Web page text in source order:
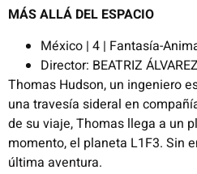
MÁS ALLÁ DEL ESPACIO
México | 4 | Fantasía-
Director: BEATRIZ ÁLVAREZ
Thomas Hudson, un ingeniero
una travesía sideral en
de su viaje, Thomas llega a un
momento, el planeta L1F3. Sin
última aventura.